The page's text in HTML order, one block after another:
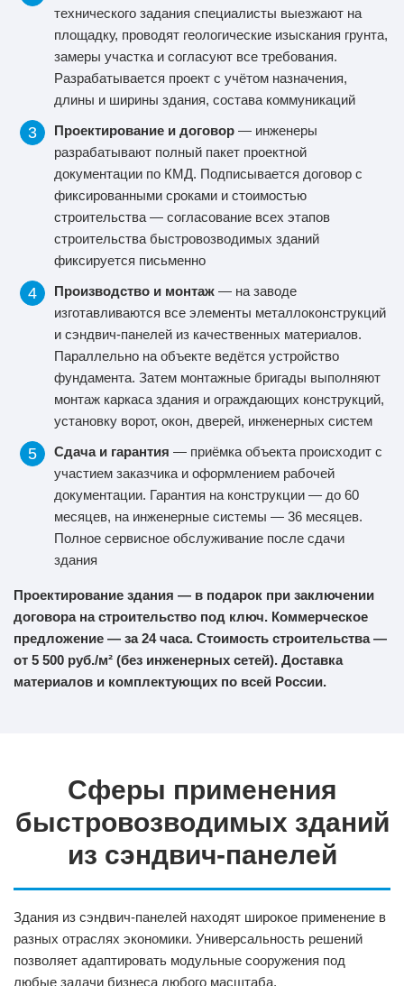
технического задания специалисты выезжают на
площадку, проводят геологические изыскания грунта,
замеры участка и согласуют все требования.
Разрабатывается проект с учётом назначения,
длины и ширины здания, состава коммуникаций
Проектирование и договор — инженеры
разрабатывают полный пакет проектной
документации по КМД. Подписывается договор с
фиксированными сроками и стоимостью
строительства — согласование всех этапов
строительства быстровозводимых зданий
фиксируется письменно
Производство и монтаж — на заводе
изготавливаются все элементы металлоконструкций
и сэндвич-панелей из качественных материалов.
Параллельно на объекте ведётся устройство
фундамента. Затем монтажные бригады выполняют
монтаж каркаса здания и ограждающих конструкций,
установку ворот, окон, дверей, инженерных систем
Сдача и гарантия — приёмка объекта происходит с
участием заказчика и оформлением рабочей
документации. Гарантия на конструкции — до 60
месяцев, на инженерные системы — 36 месяцев.
Полное сервисное обслуживание после сдачи
здания
Проектирование здания — в подарок при заключении
договора на строительство под ключ. Коммерческое
предложение — за 24 часа. Стоимость строительства —
от 5 500 руб./м² (без инженерных сетей). Доставка
материалов и комплектующих по всей России.
Сферы применения
быстровозводимых зданий
из сэндвич-панелей
Здания из сэндвич-панелей находят широкое применение в
разных отраслях экономики. Универсальность решений
позволяет адаптировать модульные сооружения под
любые задачи бизнеса любого масштаба.